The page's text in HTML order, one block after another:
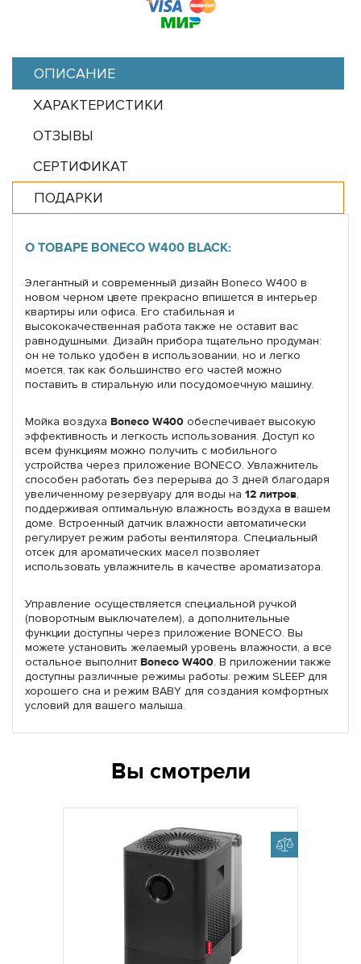
ОПИСАНИЕ
ХАРАКТЕРИСТИКИ
ОТЗЫВЫ
СЕРТИФИКАТ
ПОДАРКИ
О ТОВАРЕ BONECO W400 BLACK:
Элегантный и современный дизайн Boneco W400 в
новом черном цвете прекрасно впишется в интерьер
квартиры или офиса. Его стабильная и
высококачественная работа также не оставит вас
равнодушными. Дизайн прибора тщательно продуман:
он не только удобен в использовании, но и легко
моется, так как большинство его частей можно
поставить в стиральную или посудомоечную машину.
Мойка воздуха Boneco W400 обеспечивает высокую
эффективность и легкость использования. Доступ ко
всем функциям можно получить с мобильного
устройства через приложение BONECO. Увлажнитель
способен работать без перерыва до 3 дней благодаря
увеличенному резервуару для воды на 12 литров,
поддерживая оптимальную влажность воздуха в вашем
доме. Встроенный датчик влажности автоматически
регулирует режим работы вентилятора. Специальный
отсек для ароматических масел позволяет
использовать увлажнитель в качестве ароматизатора.
Управление осуществляется специальной ручкой
(поворотным выключателем), а дополнительные
функции доступны через приложение BONECO. Вы
можете установить желаемый уровень влажности, а все
остальное выполнит Boneco W400. В приложении также
доступны различные режимы работы: режим SLEEP для
хорошего сна и режим BABY для создания комфортных
условий для вашего малыша.
Вы смотрели